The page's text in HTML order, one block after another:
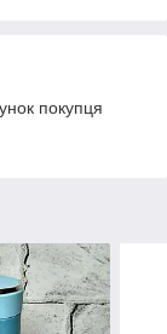
покупця